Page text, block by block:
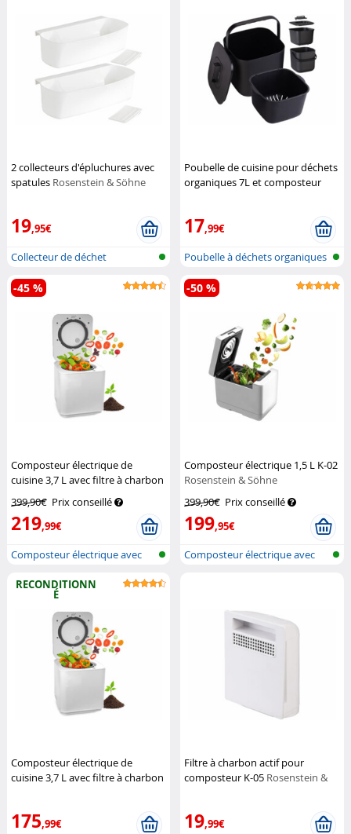
2 collecteurs d'épluchures avec
spatules Rosenstein & Söhne
19,95€
Collecteur de déchet
alimentaire
Poubelle de cuisine pour déchets
organiques 7L et composteur
17,99€
Poubelle à déchets organiques
et se...
Composteur électrique de
cuisine 3,7 L avec filtre à charbon
Rosenstein & Söhne
399,90€ Prix conseillé
219,99€
-45 %
Composteur électrique avec
Composteur électrique 1,5 L K-02
Rosenstein & Söhne
399,90€ Prix conseillé
199,95€
-50 %
Composteur électrique avec
RECONDITIONN
É
Composteur électrique de
cuisine 3,7 L avec filtre à charbon
175,99€
Filtre à charbon actif pour
composteur K-05 Rosenstein &
19,99€